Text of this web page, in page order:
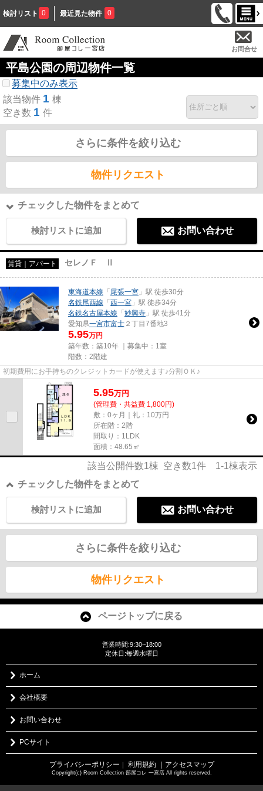
検討リスト 0 最近見た物件 0
お問合せ
平島公園の周辺物件一覧
募集中のみ表示
該当物件 1 棟
空き数 1 件
さらに条件を絞り込む
物件リクエスト
チェックした物件をまとめて
検討リストに追加 お問い合わせ
賃貸｜アパート セレノＦ Ⅱ
東海道本線 「 尾張一宮 」駅 徒歩30分
名鉄尾西線 「 西一宮 」駅 徒歩34分
名鉄名古屋本線 「 妙興寺 」駅 徒歩41分
愛知県一宮市富士 ２丁目7番地3
5.95万円
築年数：築10年 ｜募集中： 1室
階数：2階建
初期費用にお手持ちのクレジットカードが使えます♪分割ＯＫ♪
5.95万円
(管理費・共益費 1,800円)
敷：0ヶ月｜礼：10万円
所在階：2階
間取り：1LDK
面積：48.65㎡
該当公開件数1棟 空き数1件 1-1棟表示
チェックした物件をまとめて
お問い合わせ
検討リストに追加
さらに条件を絞り込む
物件リクエスト
ページトップに戻る
営業時間:9:30~18:00
定休日:毎週水曜日
ホーム
会社概要
お問い合わせ
PCサイト
プライバシーポリシー ｜ 利用規約 ｜アクセスマップ
Copyright(c) Room Collection 部屋コレ 一宮店 All rights reserved.